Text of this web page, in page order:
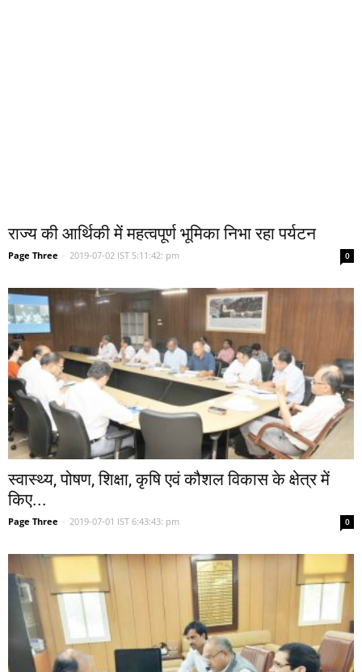
राज्य की आर्थिकी में महत्वपूर्ण भूमिका निभा रहा पर्यटन
Page Three - 2019-07-02 IST 5:11:42: pm 0
स्वास्थ्य, पोषण, शिक्षा, कृषि एवं कौशल विकास के क्षेत्र में
किए...
Page Three - 2019-07-01 IST 6:43:43: pm 0